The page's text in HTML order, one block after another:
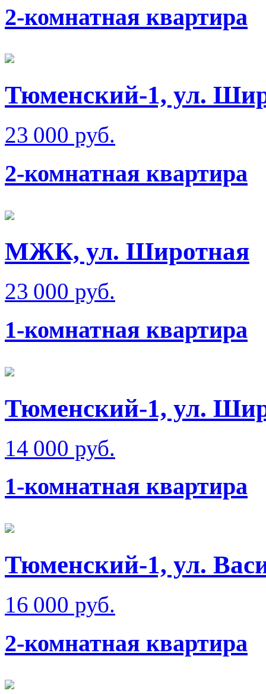
2-комнатная квартира
Тюменский-1, ул.
23 000 руб.
2-комнатная квартира
МЖК, ул. Широтная
23 000 руб.
1-комнатная квартира
Тюменский-1, ул.
14 000 руб.
1-комнатная квартира
Тюменский-1, ул.
16 000 руб.
2-комнатная квартира